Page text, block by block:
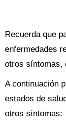
Recuerda que
enfermedades
otros síntomas,
A continuación
estados de
otros síntomas: